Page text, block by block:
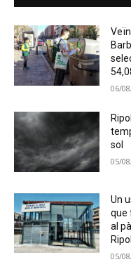
06/
sol
05/
Un
que
al
05/